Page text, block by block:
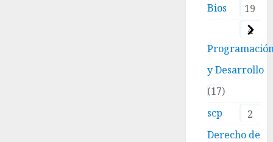
19
Bios
4
y Desarrollo
17
scp
2
Derecho de